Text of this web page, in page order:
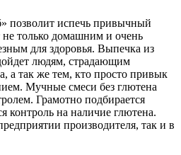
позволит испечь привычный
только домашним и очень
для здоровья. Выпечка из
людям, страдающим
а так же тем, кто просто привык
Мучные смеси без глютена
Грамотно подбирается
контроль на наличие глютена.
производителя, так и в